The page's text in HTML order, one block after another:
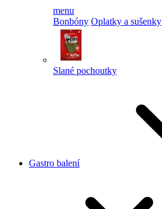
menu
Bonbóny Oplatky a sušenky
Slané pochoutky
Gastro balení